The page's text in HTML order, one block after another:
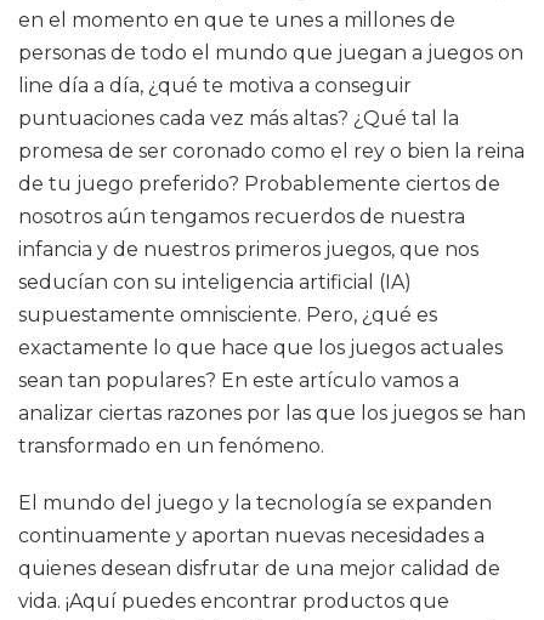
en el momento en que te unes a millones de
personas de todo el mundo que juegan a juegos on
line día a día, ¿qué te motiva a conseguir
puntuaciones cada vez más altas? ¿Qué tal la
promesa de ser coronado como el rey o bien la reina
de tu juego preferido? Probablemente ciertos de
nosotros aún tengamos recuerdos de nuestra
infancia y de nuestros primeros juegos, que nos
seducían con su inteligencia artificial (IA)
supuestamente omnisciente. Pero, ¿qué es
exactamente lo que hace que los juegos actuales
sean tan populares? En este artículo vamos a
analizar ciertas razones por las que los juegos se han
transformado en un fenómeno.
El mundo del juego y la tecnología se expanden
continuamente y aportan nuevas necesidades a
quienes desean disfrutar de una mejor calidad de
vida. ¡Aquí puedes encontrar productos que